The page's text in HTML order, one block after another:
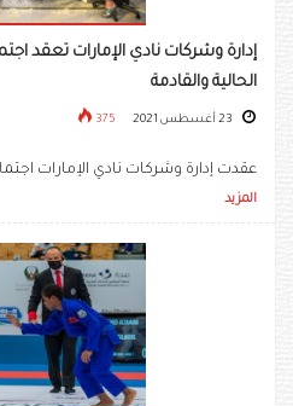
إدارة وشركات نادي الإمارات تعقد
الحالية والقادمة
375
عقدت إدارة وشركات نادي الإمارات
المزيد